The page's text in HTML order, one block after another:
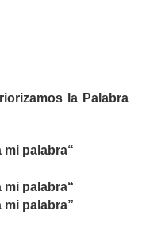
la Palabra
mi palabra“
mi palabra“
mi palabra”